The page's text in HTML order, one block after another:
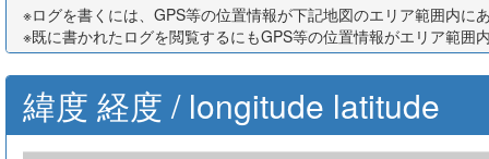
※ログを書くには、GPS等の位置情報が下記地図のエリア範囲内に
※既に書かれたログを閲覧するにもGPS等の位置情報がエリア範囲
緯度 経度 / longitude latitude